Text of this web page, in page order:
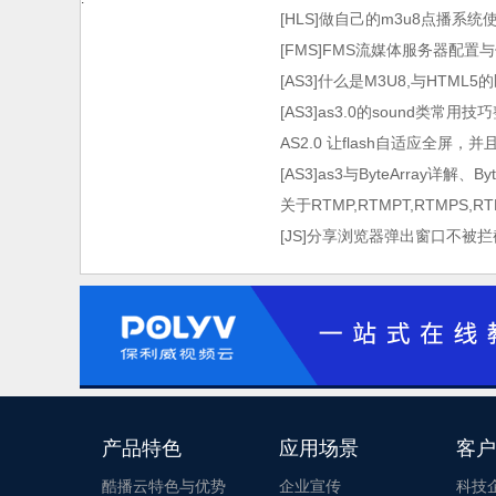
[HLS]做自己的m3u8点播系统
术）
[FMS]FMS流媒体服务器配置
[AS3]什么是M3U8,与HTML5
[AS3]as3.0的sound类常用技巧
AS2.0 让flash自适应全屏，并
[AS3]as3与ByteArray详解、
关于
[JS]分享浏览器弹出窗口不被
产品特色
酷播云特色与优势
应用场景
企业宣传
客
科技